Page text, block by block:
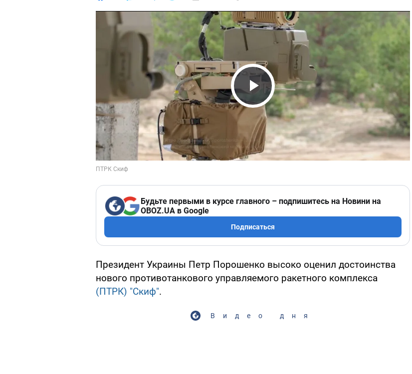
Play Video
Будьте первыми в курсе главного – подпишитесь на Новини на
OBOZ.UA в Google
Подписаться
Президент Украины Петр Порошенко высоко оценил достоинства
нового противотанкового управляемого ракетного комплекса
(ПТРК) "Скиф".
Видео дня